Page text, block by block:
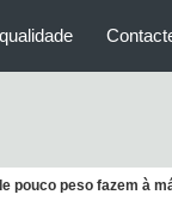
pouco peso fazem à